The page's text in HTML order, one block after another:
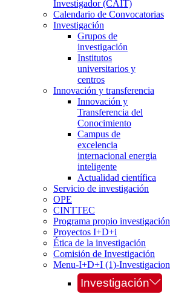
Investigador (CAIT)
Calendario de Convocatorias
Investigación
Grupos de
investigación
Institutos
universitarios y
centros
Innovación y transferencia
Innovación y
Transferencia del
Conocimiento
Campus de
excelencia
internacional energia
inteligente
Actualidad científica
Servicio de investigación
OPE
CINTTEC
Programa propio investigación
Proyectos I+D+i
Ética de la investigación
Comisión de Investigación
Menu-I+D+I (1)-Investigacion
Investigación